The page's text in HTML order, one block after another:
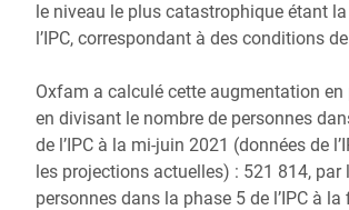
le niveau le plus catastrophique étant
l’IPC, correspondant à des conditions
Oxfam a calculé cette augmentation en
en divisant le nombre de personnes
de l’IPC à la mi-juin 2021 (données de
les projections actuelles) : 521 814, par
personnes dans la phase 5 de l’IPC à la